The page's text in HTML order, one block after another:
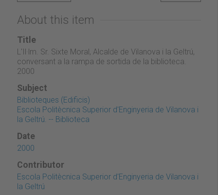
About this item
Title
L'Il·lm. Sr. Sixte Moral, Alcalde de Vilanova i la Geltrú,
conversant a la rampa de sortida de la biblioteca.
2000
Subject
Biblioteques (Edificis)
Escola Politècnica Superior d'Enginyeria de Vilanova i
la Geltrú. -- Biblioteca
Date
2000
Contributor
Escola Politècnica Superior d'Enginyeria de Vilanova i
la Geltrú